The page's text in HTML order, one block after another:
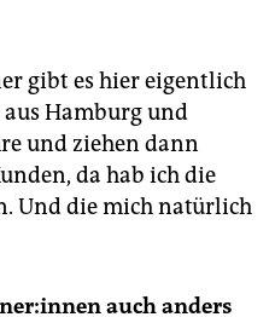
gibt es hier eigentlich
Hamburg und
und ziehen dann
da hab ich die
Und die mich natürlich
auch anders